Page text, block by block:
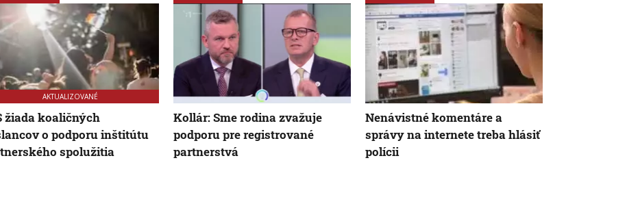
AKTUALIZOVANÉ
žiada koaličných
o podporu inštitútu
spolužitia
Kollár: Sme rodina zvažuje
podporu pre registrované
partnerstvá
Nenávistné komentáre a
správy na internete treba hlásiť
polícii